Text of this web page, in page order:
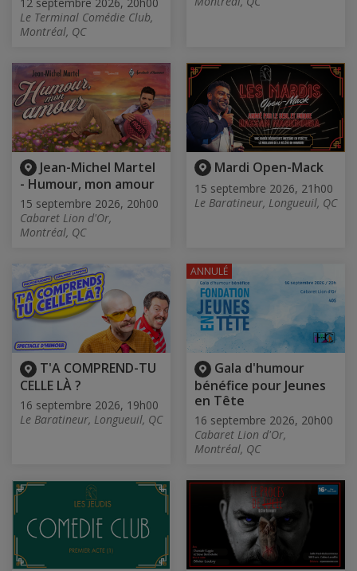
12 septembre 2026, 20h00
Le Terminal Comédie Club,
Montréal, QC
Jean-Michel Martel
- Humour, mon amour
15 septembre 2026, 20h00
Cabaret Lion d'Or,
Montréal, QC
Mardi Open-Mack
15 septembre 2026, 21h00
Le Baratineur, Longueuil, QC
T'A COMPREND-TU
CELLE LÀ ?
16 septembre 2026, 19h00
Le Baratineur, Longueuil, QC
Gala d'humour
bénéfice pour Jeunes
en Tête
16 septembre 2026, 20h00
Cabaret Lion d'Or,
Montréal, QC
ANNULÉ